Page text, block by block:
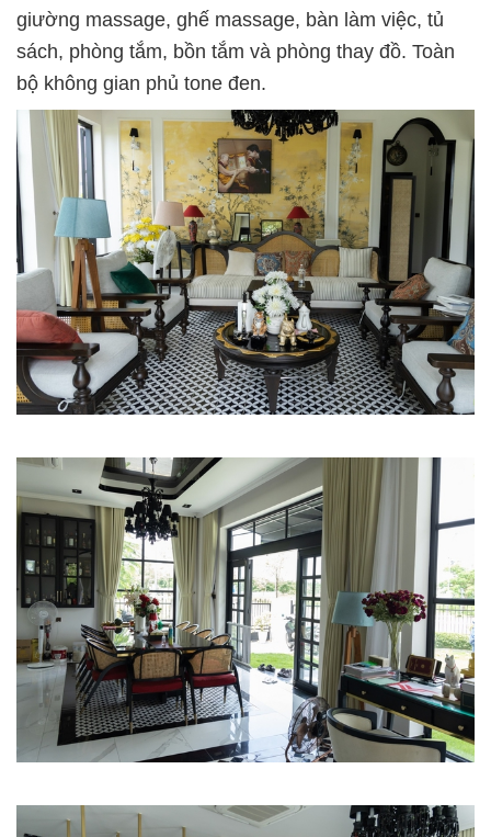
giường massage, ghế massage, bàn làm việc, tủ
sách, phòng tắm, bồn tắm và phòng thay đồ. Toàn
bộ không gian phủ tone đen.